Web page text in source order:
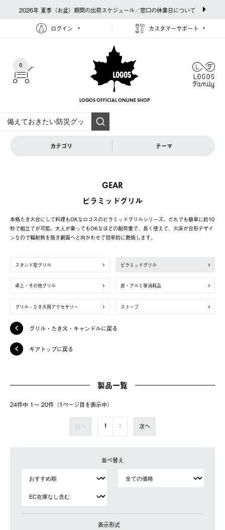
2026年 夏季（お盆）期間の出荷スケジュール／窓口の休業日について
ログイン カスタマーサポート
0
LOGOS OFFICIAL ONLINE SHOP
カテゴリ テーマ
GEAR
ピラミッドグリル
本格たき火台にして料理もOKなロゴスのピラミッドグリルシリーズ。だれでも簡単に約10
秒で組立てが可能。大人が乗ってもOKなほどの耐荷重で、長く使えて、火床が台形デザイ
ンなので輻射熱を焼き網面へと向かわせて効率的に燃焼します。
スタンド型グリル ピラミッドグリル
卓上・その他グリル 炭・アルミ等消耗品
グリル・たき火用アクセサリー ストーブ
グリル・たき火・キャンドルに戻る
ギアトップに戻る
製品一覧
24件中 1〜 20件（1ページ⽬を表⽰中）
前へ 1 2 次へ
並べ替え
表示形式